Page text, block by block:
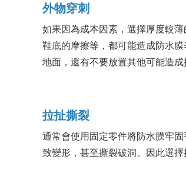
外物穿刺
如果因為成本因素，選擇厚度較
鞋底的摩擦等，都可能造成防水
地面，還有不要放置其他可能造
拉扯撕裂
通常會使用固定零件將防水膜牢
致變形，甚至撕裂破洞。因此選